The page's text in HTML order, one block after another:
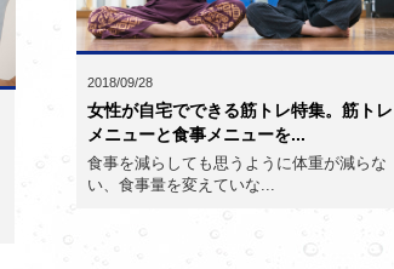
2018/09/28
女性が自宅でできる筋トレ特集。筋トレ
メニューと食事メニューを...
食事を減らしても思うように体重が減らな
い、食事量を変えていな...